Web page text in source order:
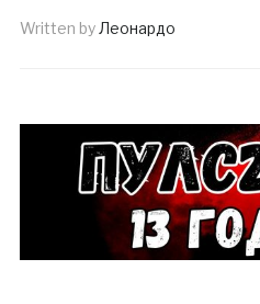
Written byЛеонардо